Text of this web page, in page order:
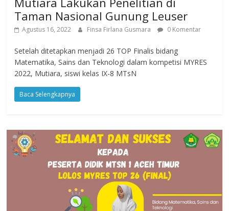
Taman Nasional Gunung Leuser
Agustus 16, 2022 Finsa Firlana Gusmara 0 Komentar
Setelah ditetapkan menjadi 26 TOP Finalis bidang
Matematika, Sains dan Teknologi dalam kompetisi MYRES
2022, Mutiara, siswi kelas IX-8 MTsN
Baca Selengkapnya